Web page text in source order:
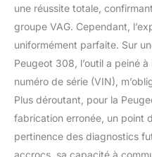
une réussite totale,
groupe VAG. Cependant,
uniformément parfaite. Sur
Peugeot 308, l’outil a peiné
numéro de série (VIN),
Plus déroutant, pour la
fabrication erronée, un point
pertinence des diagnostics